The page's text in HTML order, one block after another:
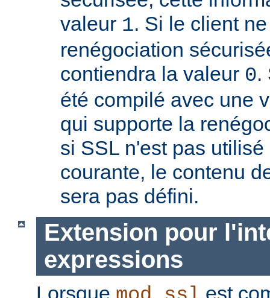
valeur 1. Si le client
renégociation
contiendra la valeur 0.
été compilé avec une
qui supporte la
si SSL n'est pas
courante, le contenu
sera pas défini.
Extension pour
expressions
Lorsque
est